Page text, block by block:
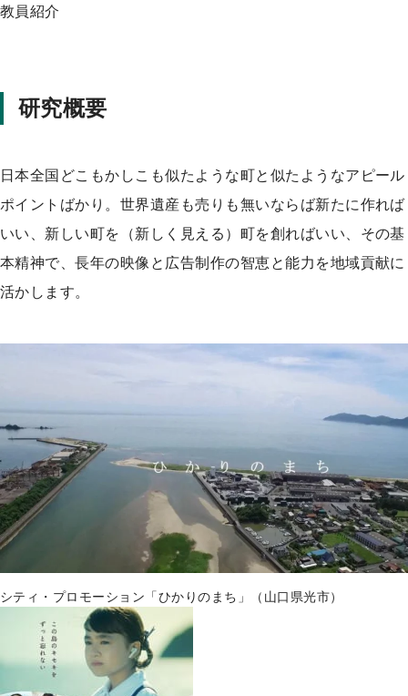
教員紹介
研究概要
日本全国どこもかしこも似たような町と似たようなアピール
ポイントばかり。世界遺産も売りも無いならば新たに作れば
いい、新しい町を（新しく見える）町を創ればいい、その基
本精神で、長年の映像と広告制作の智恵と能力を地域貢献に
活かします。
シティ・プロモーション「ひかりのまち」（山口県光市）